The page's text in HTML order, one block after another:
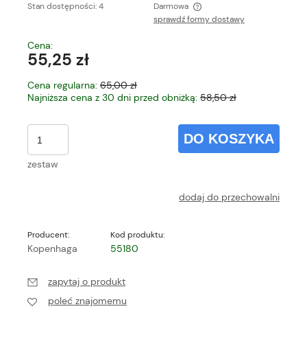
Stan dostępności: 4
Darmowa
Cena nie zawiera ewentualnych kosztów płatności
sprawdź formy dostawy
Cena:
55,25 zł
Cena regularna: 65,00 zł
Najniższa cena z 30 dni przed obniżką: 58,50 zł
zestaw
DO KOSZYKA
dodaj do przechowalni
Producent:
Kopenhaga
Kod produktu:
55180
zapytaj o produkt
poleć znajomemu